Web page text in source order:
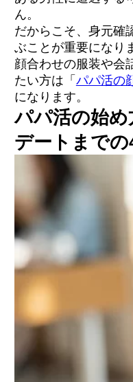
ん。
だからこそ、身元確
ぶことが重要になり
顔合わせの服装や会
たい方は「 パパ活の
になります。
パパ活の始め
デートまで